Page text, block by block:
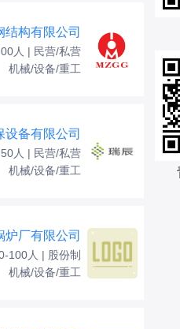
结构有限公司
人 | 民营/私营
机械/设备/重工
备有限公司
人 | 民营/私营
机械/设备/重工
炉厂有限公司
100人 | 股份制
机械/设备/重工